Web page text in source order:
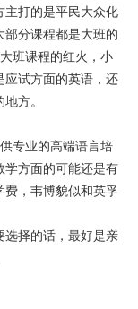
主打的是平民大众化
部分课程都是大班的
班课程的红火，小
应试方面的英语，还
方。
专业的高端语言培
学方面的可能还是有
费，韦博貌似和英孚
选择的话，最好是亲